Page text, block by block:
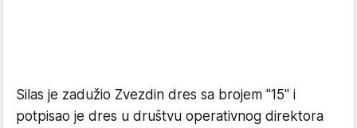
Silas je zadužio Zvezdin dres sa brojem "15" i
potpisao je dres u društvu operativnog direktora